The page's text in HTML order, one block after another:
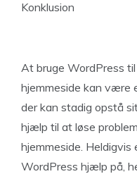
Konklusion
At bruge WordPress
hjemmeside kan være
der kan stadig opstå
hjælp til at løse
hjemmeside.
WordPress hjælp på,